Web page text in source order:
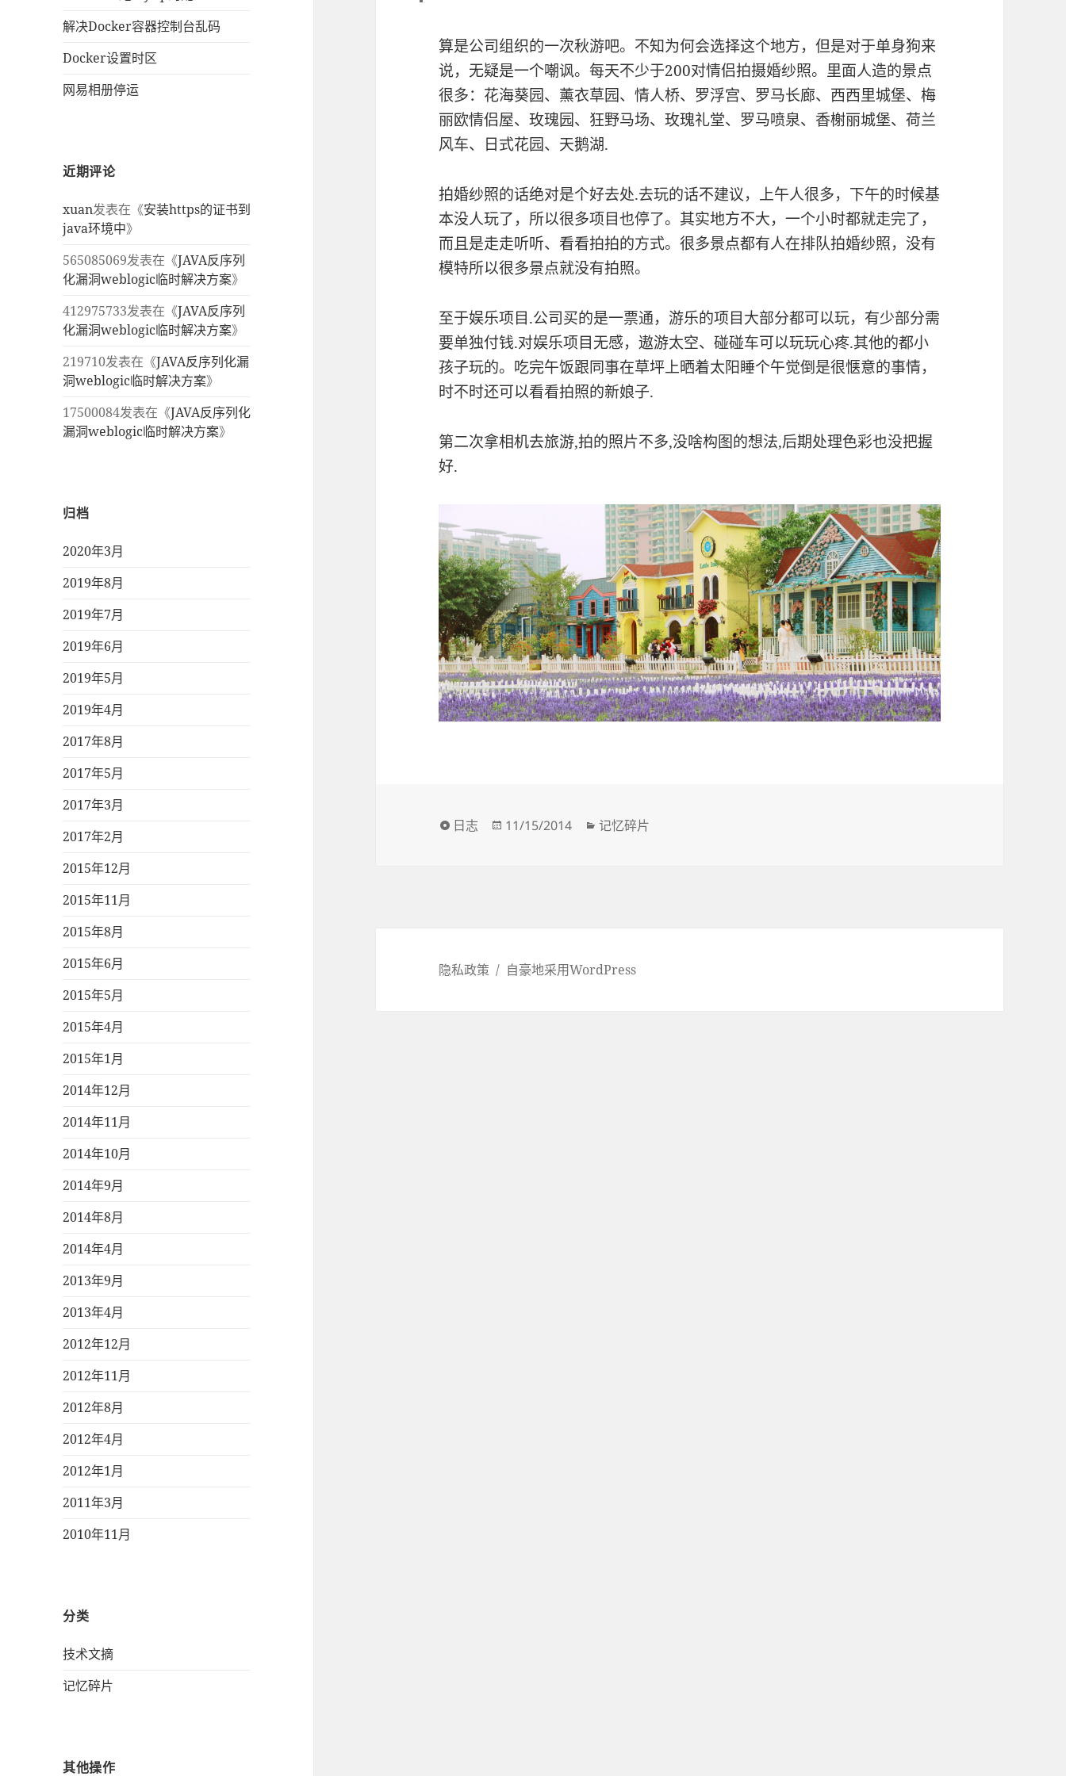
解决Docker容器控制台乱码
Docker设置时区
网易相册停运
近期评论
xuan发表在《安装https的证书到
java环境中》
565085069发表在《JAVA反序列
化漏洞weblogic临时解决方案》
412975733发表在《JAVA反序列
化漏洞weblogic临时解决方案》
219710发表在《JAVA反序列化漏
洞weblogic临时解决方案》
17500084发表在《JAVA反序列化
漏洞weblogic临时解决方案》
归档
2020年3月
2019年8月
2019年7月
2019年6月
2019年5月
2019年4月
2017年8月
2017年5月
2017年3月
2017年2月
2015年12月
2015年11月
2015年8月
2015年6月
2015年5月
2015年4月
2015年1月
2014年12月
2014年11月
2014年10月
2014年9月
2014年8月
2014年4月
2013年9月
2013年4月
2012年12月
2012年11月
2012年8月
2012年4月
2012年1月
2011年3月
2010年11月
分类
技术文摘
记忆碎片
其他操作
算是公司组织的一次秋游吧。不知为何会选择这个地方，但是对于单身狗来
说，无疑是一个嘲讽。每天不少于200对情侣拍摄婚纱照。里面人造的景点
很多：花海葵园、薰衣草园、情人桥、罗浮宫、罗马长廊、西西里城堡、梅
丽欧情侣屋、玫瑰园、狂野马场、玫瑰礼堂、罗马喷泉、香榭丽城堡、荷兰
风车、日式花园、天鹅湖.
拍婚纱照的话绝对是个好去处.去玩的话不建议，上午人很多，下午的时候基
本没人玩了，所以很多项目也停了。其实地方不大，一个小时都就走完了，
而且是走走听听、看看拍拍的方式。很多景点都有人在排队拍婚纱照，没有
模特所以很多景点就没有拍照。
至于娱乐项目.公司买的是一票通，游乐的项目大部分都可以玩，有少部分需
要单独付钱.对娱乐项目无感，遨游太空、碰碰车可以玩玩心疼.其他的都小
孩子玩的。吃完午饭跟同事在草坪上晒着太阳睡个午觉倒是很惬意的事情，
时不时还可以看看拍照的新娘子.
第二次拿相机去旅游,拍的照片不多,没啥构图的想法,后期处理色彩也没把握
好.
格
日志
发
11/15/2014
分
记忆碎片
隐私政策 自豪地采用WordPress